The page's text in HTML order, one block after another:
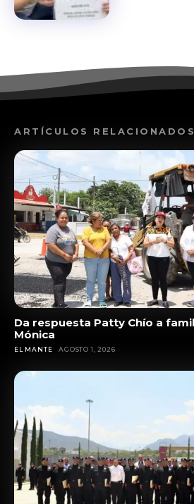
ARTÍCULOS RELACIONADOS
Da respuesta Patty Chío a
Mónica
EL MANTE AGOSTO 1, 2026